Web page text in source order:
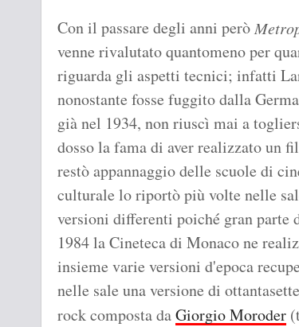
Con il passare degli anni però
venne rivalutato quantomeno per
riguarda gli aspetti tecnici; infatti
nonostante fosse fuggito dalla
già nel 1934, non riuscì mai a
dosso la fama di aver realizzato un
restò appannaggio delle scuole di
culturale lo riportò più volte nelle
versioni differenti poiché gran parte
1984 la Cineteca di Monaco ne
insieme varie versioni d'epoca
nelle sale una versione di
rock composta daGiorgio Moroder